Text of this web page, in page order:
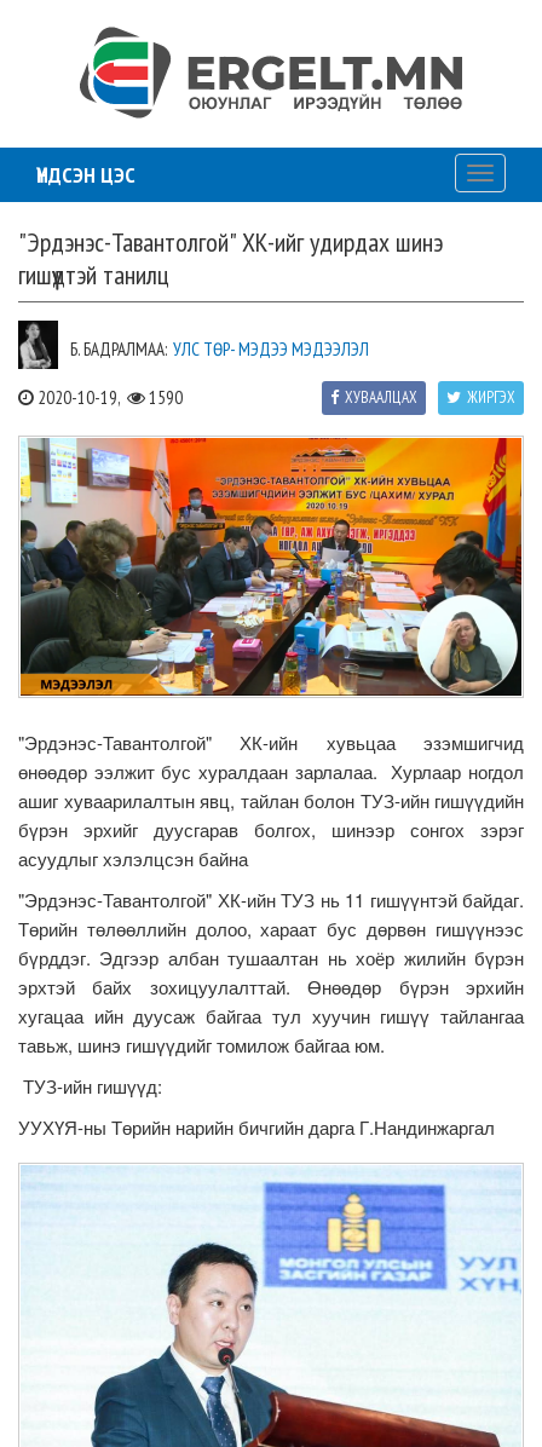
ҮНДСЭН ЦЭС
Toggle
"Эрдэнэс-Тавантолгой" ХК-ийг удирдах шинэ
гишүүдтэй танилц
Б. БАДРАЛМАА: УЛС ТӨР- МЭДЭЭ МЭДЭЭЛЭЛ
2020-10-19, 1590 ЖИРГЭХ
ХУВААЛЦАХ
"Эрдэнэс-Тавантолгой" ХК-ийн хувьцаа эзэмшигчид
өнөөдөр ээлжит бус хуралдаан зарлалаа. Хурлаар ногдол
ашиг хуваарилалтын явц, тайлан болон ТУЗ-ийн гишүүдийн
бүрэн эрхийг дуусгарав болгох, шинээр сонгох зэрэг
асуудлыг хэлэлцсэн байна
"Эрдэнэс-Тавантолгой" ХК-ийн ТУЗ нь 11 гишүүнтэй байдаг.
Төрийн төлөөллийн долоо, хараат бус дөрвөн гишүүнээс
бүрддэг. Эдгээр албан тушаалтан нь хоёр жилийн бүрэн
эрхтэй байх зохицуулалттай. Өнөөдөр бүрэн эрхийн
хугацаа ийн дуусаж байгаа тул хуучин гишүү тайлангаа
тавьж, шинэ гишүүдийг томилож байгаа юм.
ТУЗ-ийн гишүүд:
УУХҮЯ-ны Төрийн нарийн бичгийн дарга Г.Нандинжаргал